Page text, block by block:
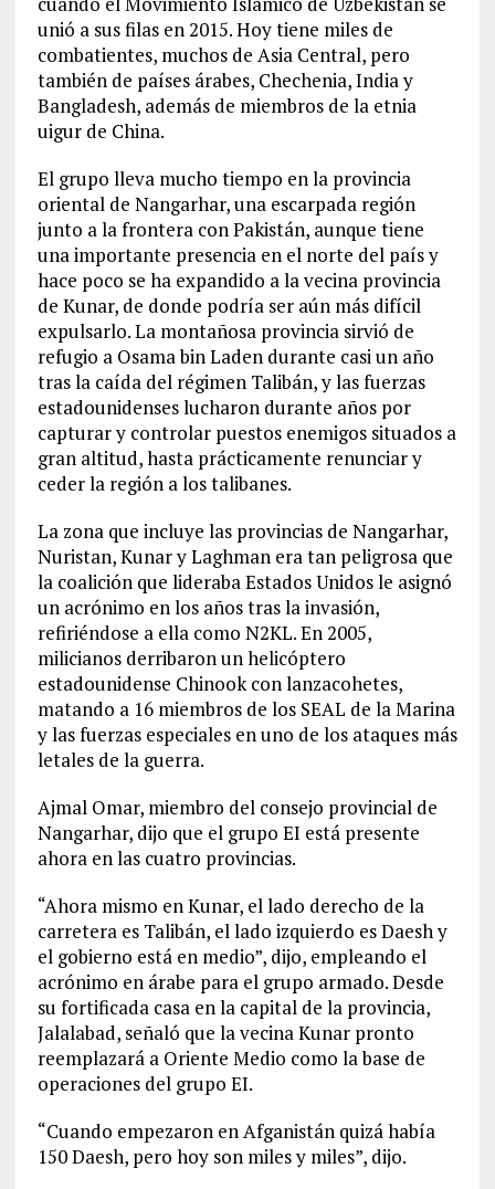
unió a sus filas en 2015. Hoy tiene miles de
combatientes, muchos de Asia Central, pero
también de países árabes, Chechenia, India y
Bangladesh, además de miembros de la etnia
uigur de China.
El grupo lleva mucho tiempo en la provincia
oriental de Nangarhar, una escarpada región
junto a la frontera con Pakistán, aunque tiene
una importante presencia en el norte del país y
hace poco se ha expandido a la vecina provincia
de Kunar, de donde podría ser aún más difícil
expulsarlo. La montañosa provincia sirvió de
refugio a Osama bin Laden durante casi un año
tras la caída del régimen Talibán, y las fuerzas
estadounidenses lucharon durante años por
capturar y controlar puestos enemigos situados a
gran altitud, hasta prácticamente renunciar y
ceder la región a los talibanes.
La zona que incluye las provincias de Nangarhar,
Nuristan, Kunar y Laghman era tan peligrosa que
la coalición que lideraba Estados Unidos le asignó
un acrónimo en los años tras la invasión,
refiriéndose a ella como N2KL. En 2005,
milicianos derribaron un helicóptero
estadounidense Chinook con lanzacohetes,
matando a 16 miembros de los SEAL de la Marina
y las fuerzas especiales en uno de los ataques más
letales de la guerra.
Ajmal Omar, miembro del consejo provincial de
Nangarhar, dijo que el grupo EI está presente
ahora en las cuatro provincias.
“Ahora mismo en Kunar, el lado derecho de la
carretera es Talibán, el lado izquierdo es Daesh y
el gobierno está en medio”, dijo, empleando el
acrónimo en árabe para el grupo armado. Desde
su fortificada casa en la capital de la provincia,
Jalalabad, señaló que la vecina Kunar pronto
reemplazará a Oriente Medio como la base de
operaciones del grupo EI.
“Cuando empezaron en Afganistán quizá había
150 Daesh, pero hoy son miles y miles”, dijo.